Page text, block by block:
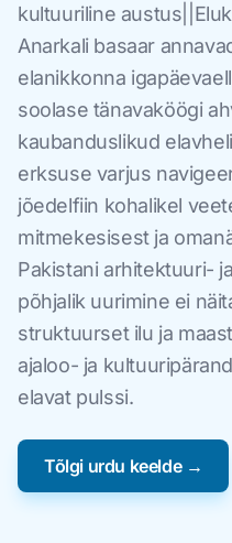
kultuuriline
Anarkali basaar
elanikkonna
soolase tänavaköögi
kaubanduslikud
erksuse varjus
jõedelfiin kohalikel
mitmekesisest ja
Pakistani arhitektuuri-
põhjalik uurimine ei
struktuurset ilu ja
ajaloo- ja
elavat pulssi.
Tõlgi urdu keelde →